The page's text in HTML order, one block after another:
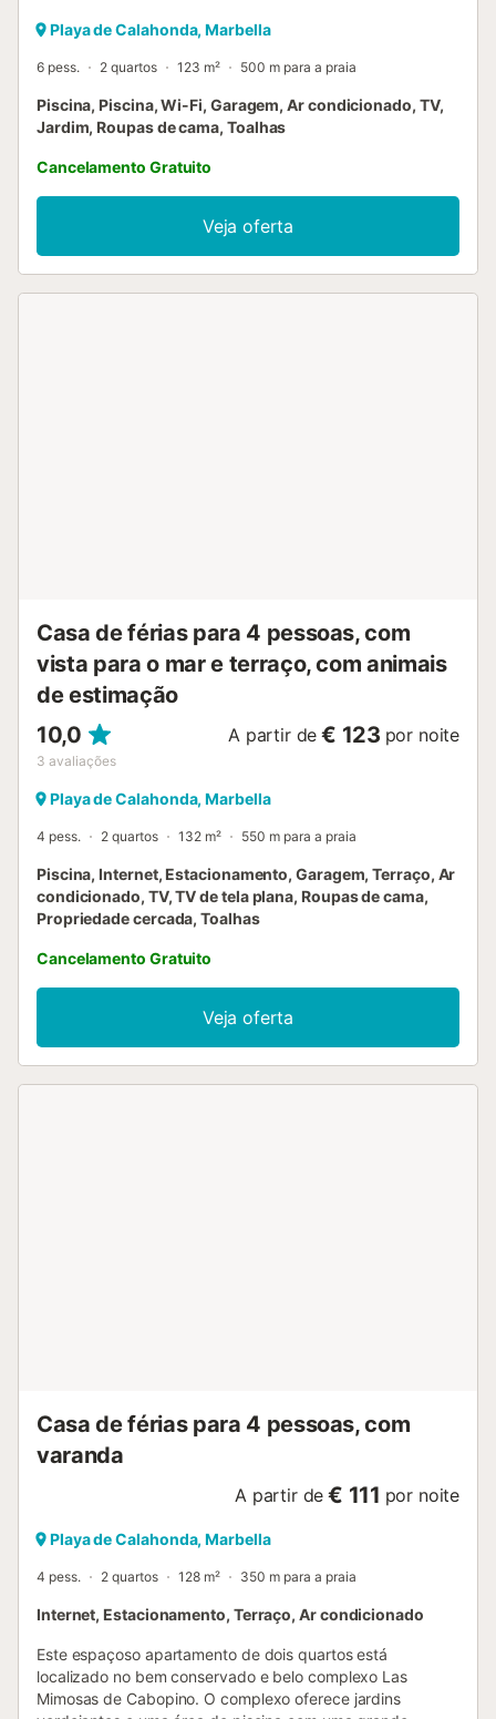
Playa de Calahonda, Marbella
6 pess. 2 quartos 123 m² 500 m para a praia
Piscina, Piscina, Wi-Fi, Garagem, Ar condicionado, TV,
Jardim, Roupas de cama, Toalhas
Cancelamento Gratuito
Veja oferta
Casa de férias para 4 pessoas, com
vista para o mar e terraço, com animais
de estimação
10,0
3 avaliações
A partir de € 123 por noite
Playa de Calahonda, Marbella
4 pess. 2 quartos 132 m² 550 m para a praia
Piscina, Internet, Estacionamento, Garagem, Terraço, Ar
condicionado, TV, TV de tela plana, Roupas de cama,
Propriedade cercada, Toalhas
Cancelamento Gratuito
Veja oferta
Casa de férias para 4 pessoas, com
varanda
A partir de € 111 por noite
Playa de Calahonda, Marbella
4 pess. 2 quartos 128 m² 350 m para a praia
Internet, Estacionamento, Terraço, Ar condicionado
Este espaçoso apartamento de dois quartos está
localizado no bem conservado e belo complexo Las
Mimosas de Cabopino. O complexo oferece jardins